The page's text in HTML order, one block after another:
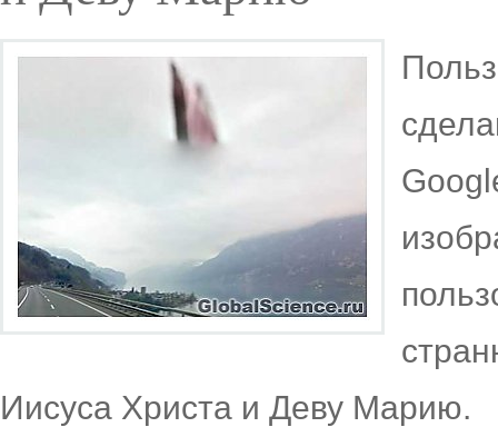
Иисуса Христа и Деву Марию.